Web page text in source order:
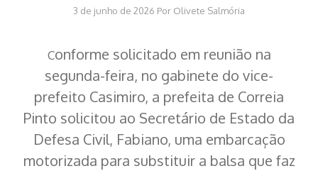
3 de junho de 2026 Por Olivete Salmória
Conforme solicitado em reunião na
segunda-feira, no gabinete do vice-
prefeito Casimiro, a prefeita de Correia
Pinto solicitou ao Secretário de Estado da
Defesa Civil, Fabiano, uma embarcação
motorizada para substituir a balsa que faz